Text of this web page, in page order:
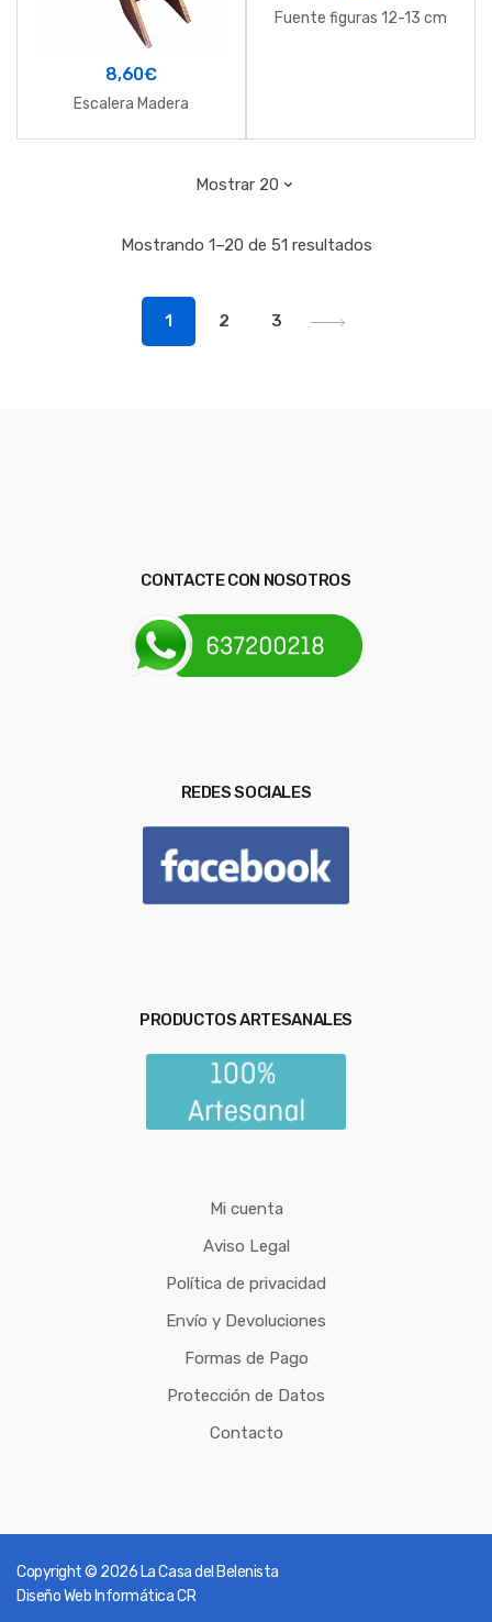
8,60€
Escalera Madera
Fuente figuras 12-13 cm
Mostrando 1–20 de 51 resultados
1 2 3
CONTACTE CON NOSOTROS
REDES SOCIALES
PRODUCTOS ARTESANALES
Mi cuenta
Aviso Legal
Política de privacidad
Envío y Devoluciones
Formas de Pago
Protección de Datos
Contacto
Copyright © 2026 La Casa del Belenista
Diseño Web Informática CR